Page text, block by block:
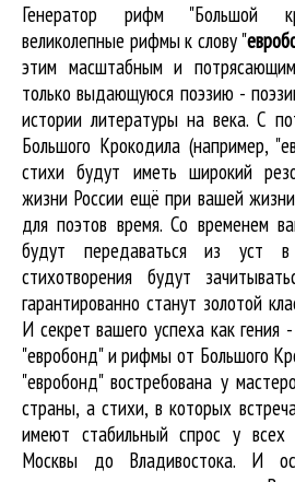
Генератор рифм "Большой
великолепные рифмы к слову "
этим масштабным и
только выдающуюся поэзию -
истории литературы на века. С
Большого Крокодила (например,
стихи будут иметь широкий
жизни России ещё при вашей
для поэтов время. Со временем
будут передаваться из
стихотворения будут
гарантированно станут золотой
И секрет вашего успеха как гения
"евробонд" и рифмы от Большого
"евробонд" востребована у
страны, а стихи, в которых
имеют стабильный спрос у всех
Москвы до Владивостока. И